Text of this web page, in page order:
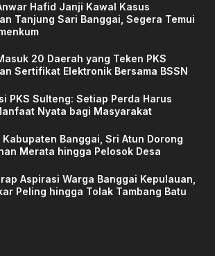
Hafid Janji Kawal Kasus
Tanjung Sari Banggai, Segera Temui
20 Daerah yang Teken PKS
Sertifikat Elektronik Bersama BSSN
PKS Sulteng: Setiap Perda Harus
Nyata bagi Masyarakat
Banggai, Sri Atun Dorong
Merata hingga Pelosok Desa
Aspirasi Warga Banggai Kepulauan,
Peling hingga Tolak Tambang Batu